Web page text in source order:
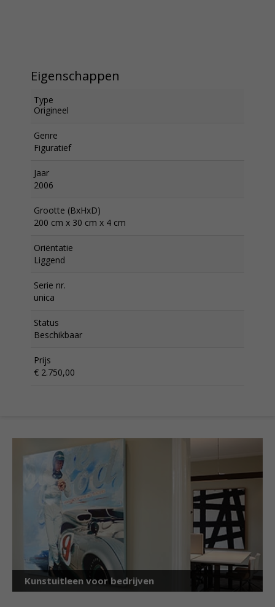
Eigenschappen
Type
Origineel
Genre
Figuratief
Jaar
2006
Grootte (BxHxD)
200 cm x 30 cm x 4 cm
Oriëntatie
Liggend
Serie nr.
unica
Status
Beschikbaar
Prijs
€ 2.750,00
Kunstuitleen voor bedrijven